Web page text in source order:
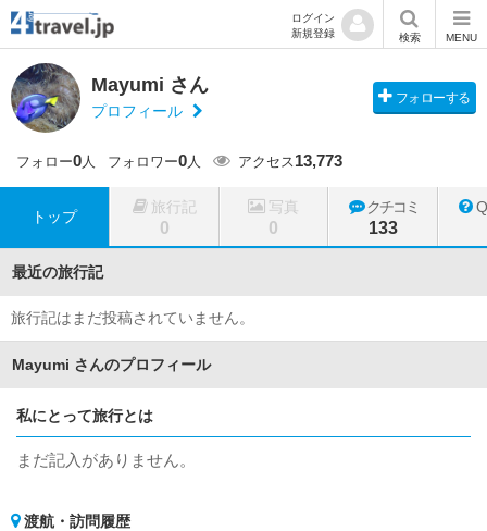
ログイン
新規登録
検索 MENU
Mayumi さん
プロフィール
フォローする
フォロー0人 フォロワー0人 アクセス13,773
トップ
旅行記
0
写真
0
クチコミ
133
最近の旅行記
旅行記はまだ投稿されていません。
Mayumi さんのプロフィール
私にとって旅行とは
まだ記入がありません。
渡航・訪問履歴